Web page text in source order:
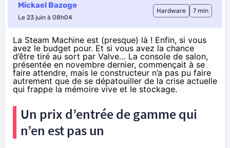
Mickael Bazoge
Le 23 juin à 08h04
Hardware 7 min
La Steam Machine est (presque) là ! Enfin, si vous
avez le budget pour. Et si vous avez la chance
d’être tiré au sort par Valve… La console de salon,
présentée en novembre dernier, commençait à se
faire attendre, mais le constructeur n’a pas pu faire
autrement que de se dépatouiller de la crise actuelle
qui frappe la mémoire vive et le stockage.
Un prix d’entrée de gamme qui
n’en est pas un